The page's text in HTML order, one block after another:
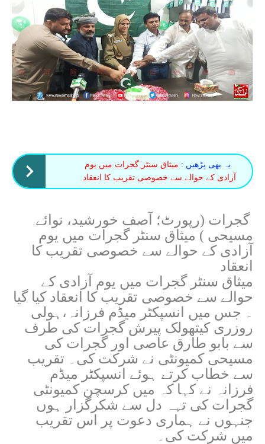
یہ بھی پڑھیں : میثاق سنٹر گجرات میں یوم
آزادی کے حوالے سے خصوصی تقریب کا انعقاد
گجرات (رپورٹ؛ آصف خورشید، نوائے
مسیحی ) میثاق سنٹر گجرات میں یوم
آزادی کے حوالے سے خصوصی تقریب کا
انعقاد
میثاق سنٹر گجرات میں یوم آزادی کے
حوالے سے خصوصی تقریب کا انعقاد کیا گیا
۔ جس میں انسپکٹر میڈم فرزانہ،ہولی
روزری کیتھولک پیرش گجرات کی طرف
سے بابو طارق عاصی اور گجرات کی
مسیحی کمیونٹی نے شرکت کی۔ تقریب
سے خطاب کرتے ہوئے انسپکٹر میڈم
فرزانہ نے کہا کہ میں کرسچن کمیونٹی
گجرات کی تہہ دل سے شکرگزار ہوں
جنہوں نے ہماری دعوت پر اس تقریب
میں شرکت کی۔